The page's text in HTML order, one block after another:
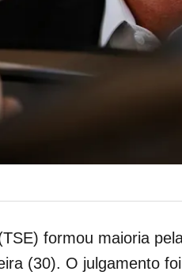
formou maioria
(30). O julgamento